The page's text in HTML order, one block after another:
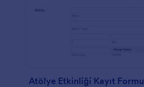
Atölye Etkinliği Kayıt Formu